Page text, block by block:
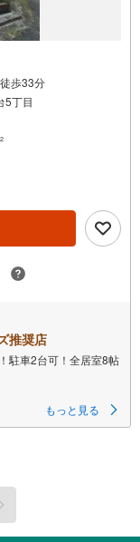
歩33分
5丁目
2
推奨店
駐車2台可！全居室8帖
！～
駅から徒歩1分。
さまでお越しくださ
もっと見る